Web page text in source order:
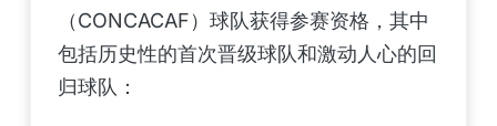
（CONCACAF）球队获得参赛资格，其中
包括历史性的首次晋级球队和激动人心的回
归球队：